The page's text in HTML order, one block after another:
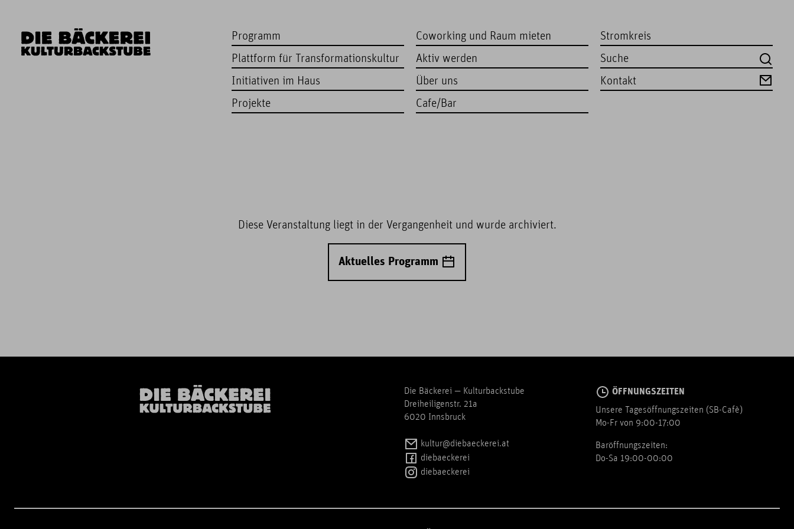
Programm
Plattform für Transformationskultur
Initiativen im Haus
Projekte
Coworking und Raum mieten
Aktiv werden
Über uns
Cafe/Bar
Stromkreis
Kontakt
Diese Veranstaltung liegt in der Vergangenheit und wurde archiviert.
Aktuelles Programm
Die Bäckerei — Kulturbackstube
Dreiheiligenstr. 21a
6020 Innsbruck
kultur@diebaeckerei.at
diebaeckerei
diebaeckerei
ÖFFNUNGSZEITEN
Unsere Tagesöffnungszeiten (SB-Cafè)
Mo-Fr von 9:00-17:00
Baröffnungszeiten:
Do-Sa 19:00-00:00